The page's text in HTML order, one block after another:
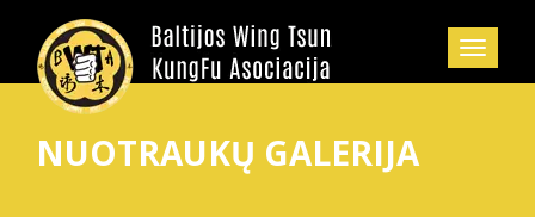
NUOTRAUKŲ GALERIJA